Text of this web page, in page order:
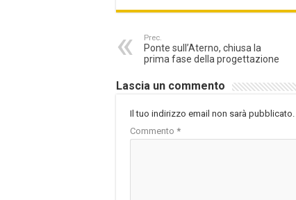
Prec.
Ponte sull’Aterno, chiusa la
prima fase della progettazione
Lascia un commento
Il tuo indirizzo email non sarà pubblicato.
Commento *